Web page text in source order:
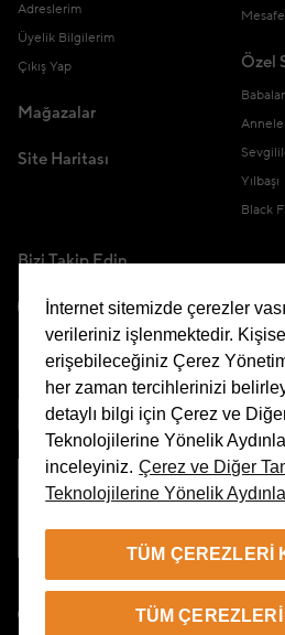
Adreslerim
Üyelik Bilgilerim
Çıkış Yap
Mağazalar
Site Haritası
Özel
Yılbaşı
Black
Bizi Takip Edin
Uygulamamızı İndirin
İnternet sitemizde çerezler
verileriniz işlenmektedir.
erişebileceğiniz Çerez
her zaman tercihlerinizi
detaylı bilgi için Çerez ve
Teknolojilerine Yönelik
inceleyiniz. Çerez ve Diğer
Teknolojilerine Yönelik
TÜM ÇEREZLERI
TÜM